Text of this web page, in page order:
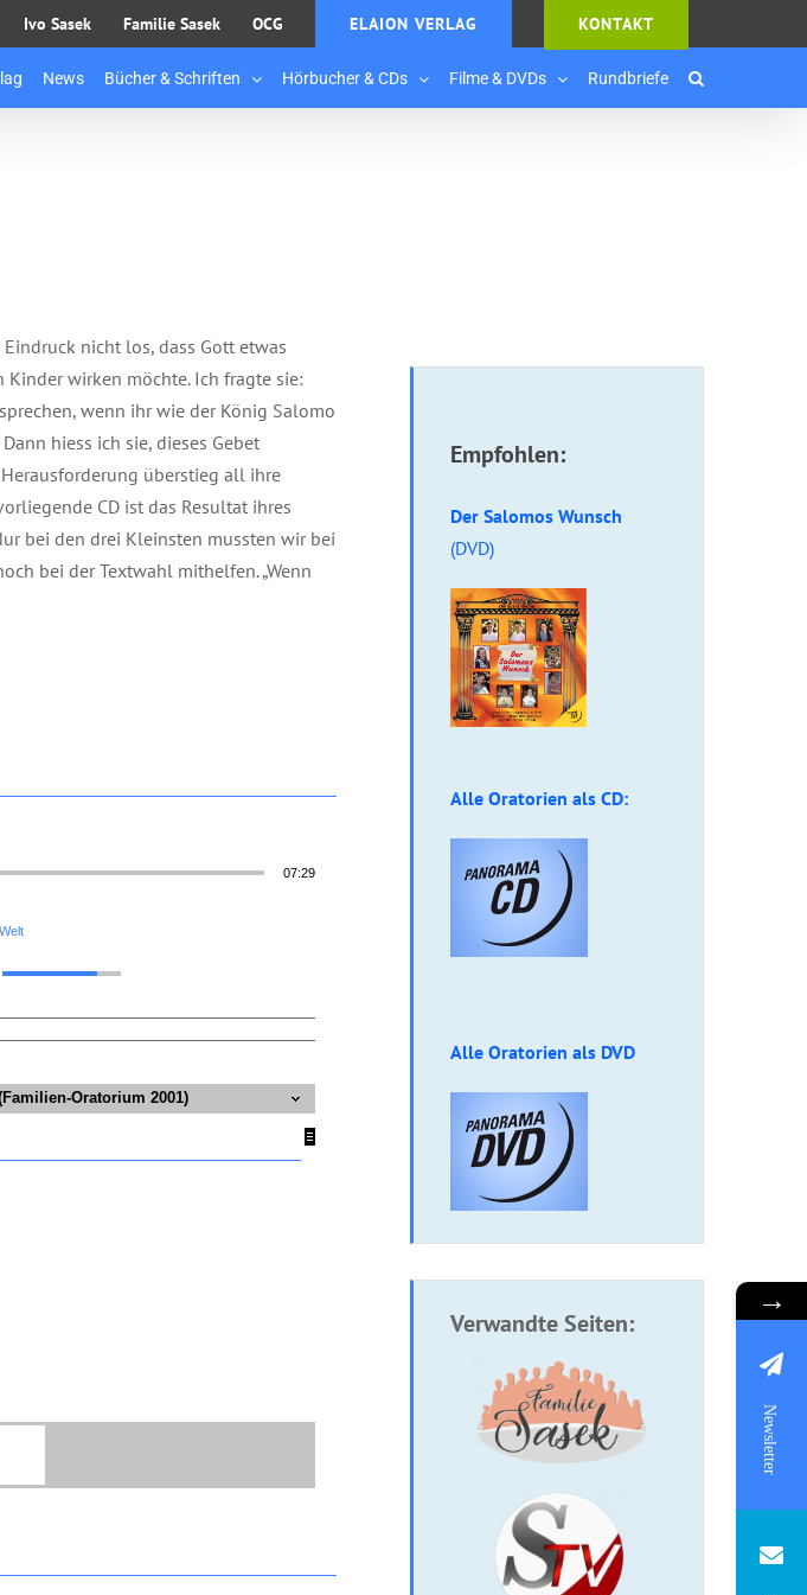
Ivo Sasek Familie Sasek OCG ELAION VERLAG KONTAKT
News Bücher & Schriften Hörbucher & CDs Filme & DVDs Rundbriefe
nicht los, dass Gott etwas
Kinder wirken möchte. Ich fragte sie:
wenn ihr wie der König Salomo
hiess ich sie, dieses Gebet
überstieg all ihre
CD ist das Resultat ihres
bei den drei Kleinsten mussten wir bei
bei der Textwahl mithelfen. „Wenn
07:29
Oratorium 2001)
Empfohlen:
Der Salomos Wunsch
(DVD)
Alle Oratorien als CD:
Alle Oratorien als DVD
Verwandte Seiten:
→
Newsletter